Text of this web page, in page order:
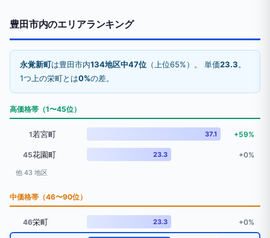
豊田市内のエリアランキング
永覚新町は豊田市内134地区中47位 （上位65%）。 単価23.3。
1つ上の栄町とは0%の差。
高価格帯（1〜45位）
1若宮町 37.1 +59%
45花園町 23.3 +0%
他 43 地区
中価格帯（46〜90位）
46栄町 23.3 +0%